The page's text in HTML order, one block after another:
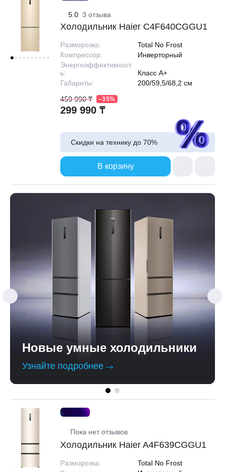
ГОТОВЫЕРЕШЕНИЯ
Выберите свою стирально-сушильную
Перейти к выбору
Новые умные холодильники
Узнайте подробнее
5.0 3 отзыва
Холодильник Haier C4F640CGGU1
Разморозка:
Total No Frost
Компрессор:
Инверторный
Энергоэффективност
ь:
Класс A+
Габариты:
200/59,5/68,2 см
299 990 ₸
459 990 ₸ –35%
Скидки на технику до 70%
В корзину
Пока нет отзывов
Холодильник Haier A4F639CGGU1
Разморозка:
Total No Frost